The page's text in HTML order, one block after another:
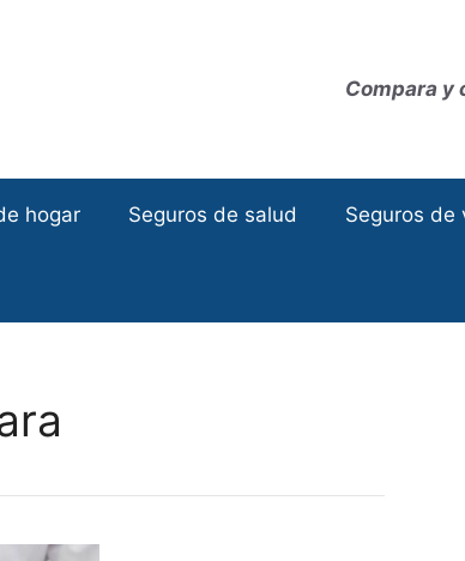
Compara y
hogar Seguros de salud Seguros de